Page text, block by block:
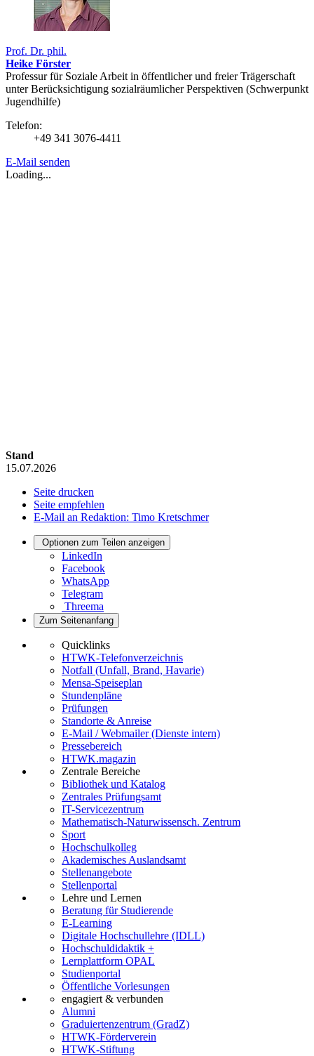
Prof. Dr. phil.
Heike Förster
Professur für Soziale Arbeit in öffentlicher und freier Trägerschaft
unter Berücksichtigung sozialräumlicher Perspektiven (Schwerpunkt
Jugendhilfe)
Telefon:
+49 341 3076-4411
E-Mail senden
Loading...
Stand
15.07.2026
Seite drucken
Seite empfehlen
E-Mail an Redaktion: Timo Kretschmer
Optionen zum Teilen anzeigen
LinkedIn
Facebook
WhatsApp
Telegram
Threema
Zum Seitenanfang
Quicklinks
HTWK-Telefonverzeichnis
Notfall (Unfall, Brand, Havarie)
Mensa-Speiseplan
Stundenpläne
Prüfungen
Standorte & Anreise
E-Mail / Webmailer (Dienste intern)
Pressebereich
HTWK.magazin
Zentrale Bereiche
Bibliothek und Katalog
Zentrales Prüfungsamt
IT-Servicezentrum
Mathematisch-Naturwissensch. Zentrum
Sport
Hochschulkolleg
Akademisches Auslandsamt
Stellenangebote
Stellenportal
Lehre und Lernen
Beratung für Studierende
E-Learning
Digitale Hochschullehre (IDLL)
Hochschuldidaktik +
Lernplattform OPAL
Studienportal
Öffentliche Vorlesungen
engagiert & verbunden
Alumni
Graduiertenzentrum (GradZ)
HTWK-Förderverein
HTWK-Stiftung